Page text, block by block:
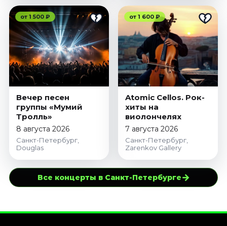
от 1 500 ₽
Вечер песен
группы «Мумий
Тролль»
8 августа 2026
Санкт-Петербург,
Douglas
от 1 600 ₽
Atomic Cellos. Рок-
хиты на
виолончелях
7 августа 2026
Санкт-Петербург,
Zarenkov Gallery
Все концерты в Санкт-Петербурге→